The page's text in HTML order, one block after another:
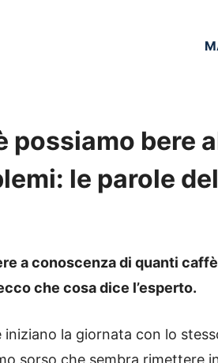
possiamo bere
le parole
a conoscenza di quanti
che cosa dice l’esperto.
la giornata con lo
sorso che sembra rimettere